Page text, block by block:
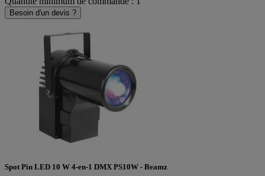
Besoin d'un devis ?
Spot Pin LED 10 W 4-en-1 DMX PS10W - Beamz